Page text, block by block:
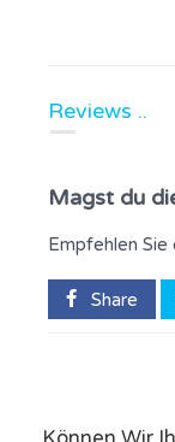
Reviews ..
Magst du
Empfehlen Sie
Share